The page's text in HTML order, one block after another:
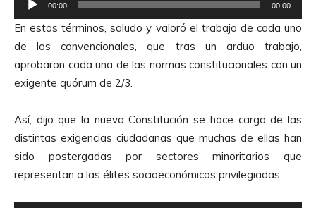
e
p
r
o
d
c
t
o
r
d
00:00 00:00
En estos términos, saludo y valoró el trabajo de cada uno
de los convencionales, que tras un arduo trabajo,
aprobaron cada una de las normas constitucionales con un
exigente quórum de 2/3.
Así, dijo que la nueva Constitución se hace cargo de las
distintas exigencias ciudadanas que muchas de ellas han
sido postergadas por sectores minoritarios que
representan a las élites socioeconómicas privilegiadas.